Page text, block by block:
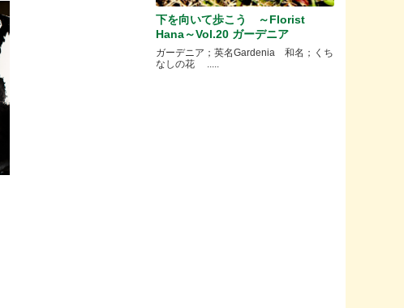
下を向いて歩こう ～Florist
Hana～Vol.20 ガーデニア
ガーデニア；英名Gardenia 和名；くち
なしの花 .....